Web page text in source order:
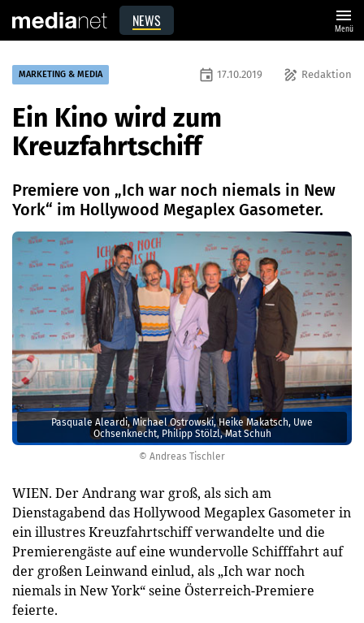
NEWS menu
Menü
© Andreas Tischler
Pasquale Aleardi, Michael Ostrowski, Heike Makatsch, Uwe
Ochsenknecht, Philipp Stölzl, Mat Schuh
MARKETING & MEDIA draw Redaktion
event 17.10.2019
Ein Kino wird zum
Kreuzfahrtschiff
Premiere von „Ich war noch niemals in New
York“ im Hollywood Megaplex Gasometer.
WIEN. Der Andrang war groß, als sich am
Dienstagabend das Hollywood Megaplex Gasometer in
ein illustres Kreuzfahrtschiff verwandelte und die
Premierengäste auf eine wundervolle Schifffahrt auf
der großen Leinwand einlud, als „Ich war noch
niemals in New York“ seine Österreich-Premiere
feierte.